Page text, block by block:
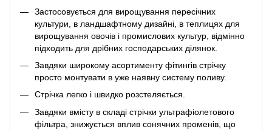
Застосовується для вирощування пересічних
культури, в ландшафтному дизайні, в теплицях для
вирощування овочів і промислових культур, відмінно
підходить для дрібних господарських ділянок.
Завдяки широкому асортименту фітингів стрічку
просто монтувати в уже наявну систему поливу.
Стрічка легко і швидко розстеляється.
Завдяки вмісту в складі стрічки ультрафіолетового
фільтра, знижується вплив сонячних променів, що